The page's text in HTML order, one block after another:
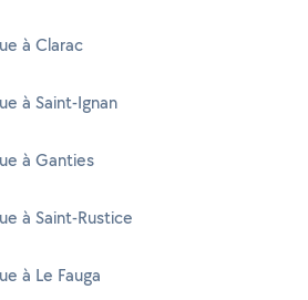
à Clarac
à Saint-Ignan
à Ganties
à Saint-Rustice
à Le Fauga